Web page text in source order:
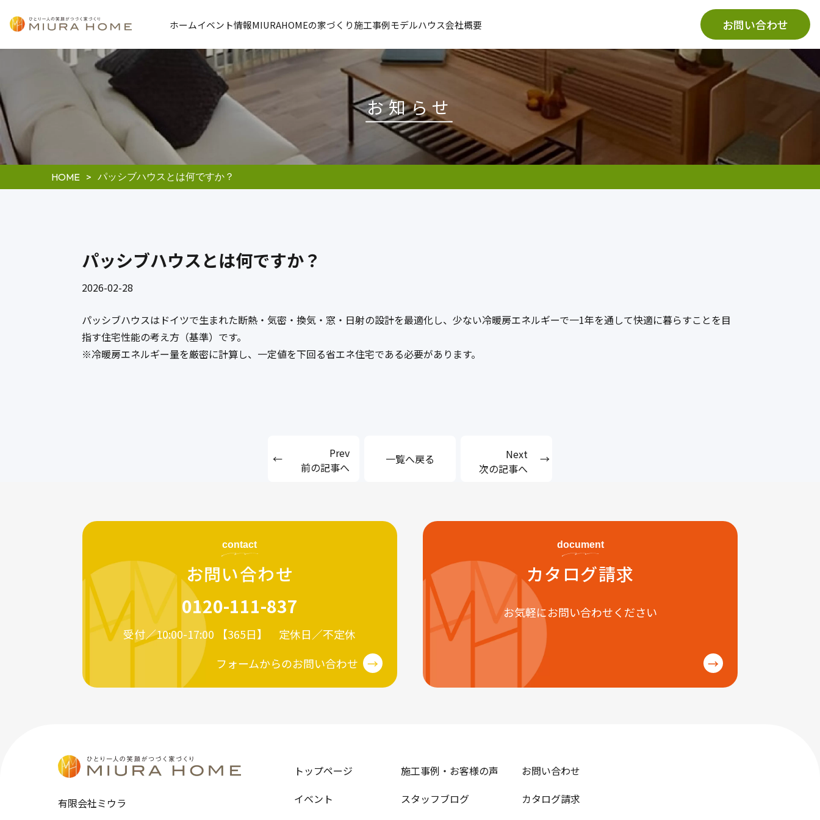
ホームイベント情報MIURAHOMEの家づくり施工事例モデルハウス会社概要 お問い合わせ
お知らせ
HOME パッシブハウスとは何ですか？
パッシブハウスとは何ですか？
2026-02-28
パッシブハウスはドイツで生まれた断熱・気密・換気・窓・日射の設計を最適化し、少ない冷暖房エネルギーで一1年を通して快適に暮らすことを目
指す住宅性能の考え方（基準）です。
※冷暖房エネルギー量を厳密に計算し、一定値を下回る省エネ住宅である必要があります。
前の記事へ
一覧へ戻る
次の記事へ
contact
お問い合わせ
0120-111-837
受付／10:00-17:00 【365日】 定休日／不定休
フォームからのお問い合わせ
→
document
カタログ請求
お気軽にお問い合わせください
→
有限会社ミウラ
トップページ
イベント
施工事例・お客様の声
スタッフブログ
お問い合わせ
カタログ請求